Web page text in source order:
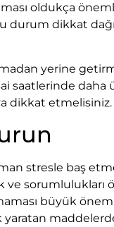
oldukça
dikkat
yerine
saatlerinde daha
dikkat etmelisiniz.
stresle baş
ve sorumlulukları
büyük önem